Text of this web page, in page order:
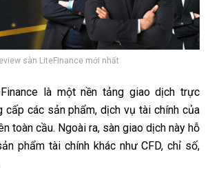
sàn LiteFinance mới nhất
là một nền tảng giao dịch trực
cấp các sản phẩm, dịch vụ tài chính của
toàn cầu. Ngoài ra, sàn giao dịch này hỗ
phẩm tài chính khác như CFD, chỉ số,